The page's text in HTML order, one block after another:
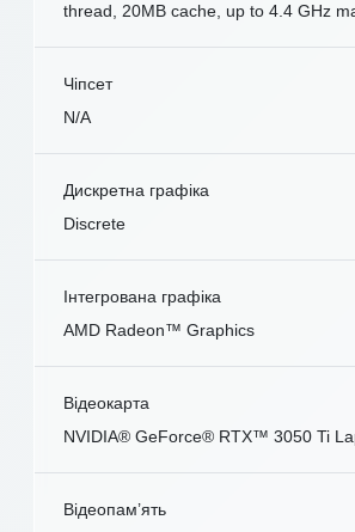
thread, 20MB cache, up to 4.4 GHz
Чіпсет
N/A
Дискретна графіка
Discrete
Інтегрована графіка
AMD Radeon™ Graphics
Відеокарта
NVIDIA® GeForce® RTX™ 3050 Ti
Відеопам’ять